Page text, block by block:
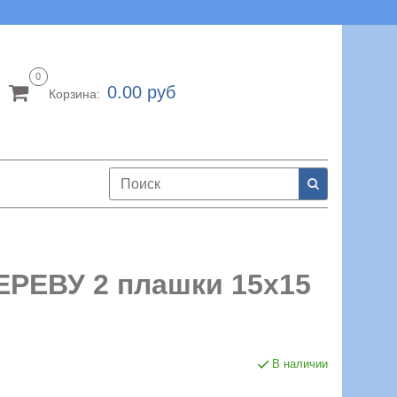
0
Корзина: 0.00 руб
2 плашки 15х15
В наличии